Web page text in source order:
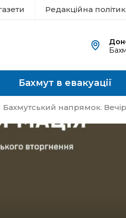
Редакційна
Бахмут в евакуації
Бахмутський напрямок.